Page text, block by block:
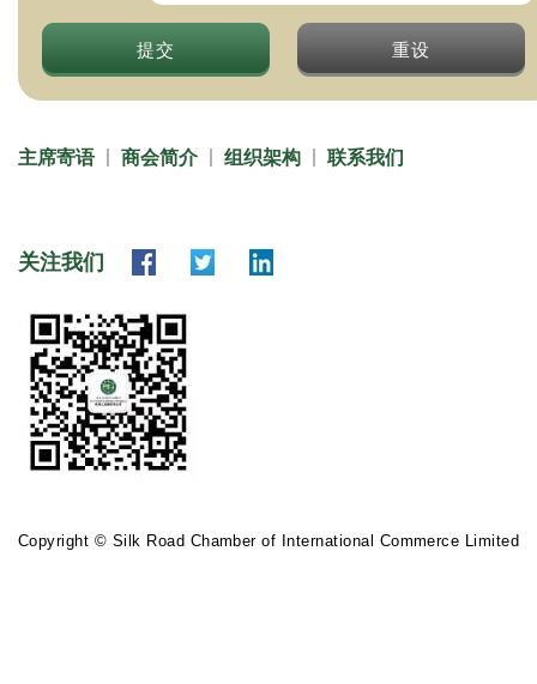
提交 重设
主席寄语 商会简介 组织架构 联系我们
关注我们
Copyright © Silk Road Chamber of International Commerce Limited